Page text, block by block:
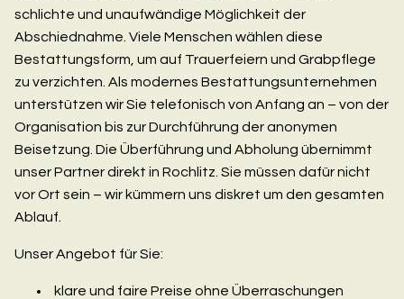
schlichte und unaufwändige Möglichkeit der
Abschiednahme. Viele Menschen wählen diese
Bestattungsform, um auf Trauerfeiern und Grabpflege
zu verzichten. Als modernes Bestattungsunternehmen
unterstützen wir Sie telefonisch von Anfang an – von der
Organisation bis zur Durchführung der anonymen
Beisetzung. Die Überführung und Abholung übernimmt
unser Partner direkt in Rochlitz. Sie müssen dafür nicht
vor Ort sein – wir kümmern uns diskret um den gesamten
Ablauf.
Unser Angebot für Sie:
klare und faire Preise ohne Überraschungen